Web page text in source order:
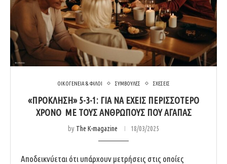
ΟΙΚΟΓΕΝΕΙΑ & ΦΙΛΟΙ ΣΥΜΒΟΥΛΕΣ ΣΧΕΣΕΙΣ
«ΠΡΟΚΛΗΣΗ» 5-3-1: ΓΙΑ ΝΑ ΕΧΕΙΣ ΠΕΡΙΣΣΟΤΕΡΟ
ΧΡΟΝΟ ΜΕ ΤΟΥΣ ΑΝΘΡΩΠΟΥΣ ΠΟΥ ΑΓΑΠΑΣ
by The K-magazine 18/03/2025
Αποδεικνύεται ότι υπάρχουν μετρήσεις στις οποίες